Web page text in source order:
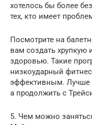
хотелось бы более
тех, кто имеет
Посмотрите на
вам создать хрупкую
здоровью. Такие
низкоударный
эффективным. Лучше
а продолжить с
5. Чем можно